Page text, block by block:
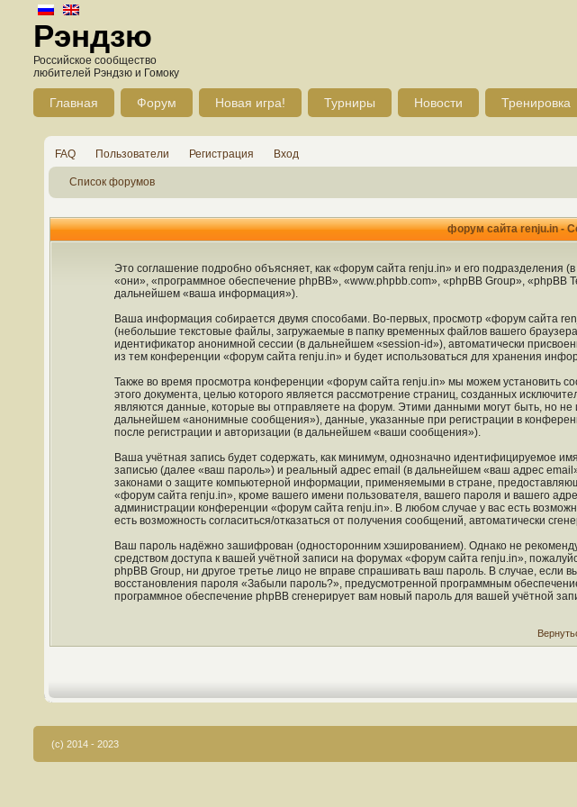
Рэндзю
Российское сообщество
любителей Рэндзю и Гомоку
Главная Форум Новая игра! Турниры Новости Тренировка
FAQ Пользователи Регистрация Вход
Список форумов
форум сайта renju.in -
Это соглашение подробно объясняет, как «форум сайта renju.in» и его
«они», «программное обеспечение phpBB», «www.phpbb.com», «phpBB Group»,
дальнейшем «ваша информация»).
Ваша информация собирается двумя способами. Во-первых, просмотр «форум сайта
(небольшие текстовые файлы, загружаемые в папку временных файлов вашего
идентификатор анонимной сессии (в дальнейшем «session-id»), автоматически
из тем конференции «форум сайта renju.in» и будет использоваться для хранения
Также во время просмотра конференции «форум сайта renju.in» мы можем установить
этого документа, целью которого является рассмотрение страниц, созданных
являются данные, которые вы отправляете на форум. Этими данными могут быть, но
дальнейшем «анонимные сообщения»), данные, указанные при регистрации в
после регистрации и авторизации (в дальнейшем «ваши сообщения»).
Ваша учётная запись будет содержать, как минимум, однозначно идентифицируемое
записью (далее «ваш пароль») и реальный адрес email (в дальнейшем «ваш адрес
законами о защите компьютерной информации, применяемыми в стране,
«форум сайта renju.in», кроме вашего имени пользователя, вашего пароля и вашего
администрации конференции «форум сайта renju.in». В любом случае у вас есть
есть возможность согласиться/отказаться от получения сообщений, автоматически
Ваш пароль надёжно зашифрован (односторонним хэшированием). Однако не
средством доступа к вашей учётной записи на форумах «форум сайта renju.in»,
phpBB Group, ни другое третье лицо не вправе спрашивать ваш пароль. В случае,
восстановления пароля «Забыли пароль?», предусмотренной программным
программное обеспечение phpBB сгенерирует вам новый пароль для вашей учётной
(c) 2014 - 2023